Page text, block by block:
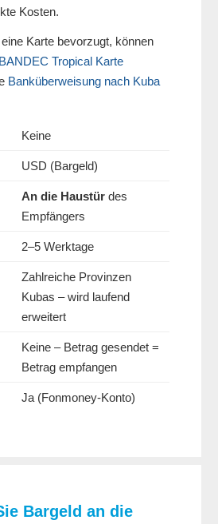
Kosten.
Karte bevorzugt, können
BANDEC Tropical Karte
Banküberweisung nach Kuba
Keine
USD (Bargeld)
An die Haustür des
Empfängers
2–5 Werktage
Zahlreiche Provinzen
Kubas – wird laufend
erweitert
Keine – Betrag gesendet =
Betrag empfangen
Ja (Fonmoney-Konto)
Bargeld an die